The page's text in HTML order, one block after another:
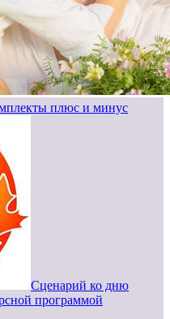
плюс и минус
Сценарий ко дню
программой